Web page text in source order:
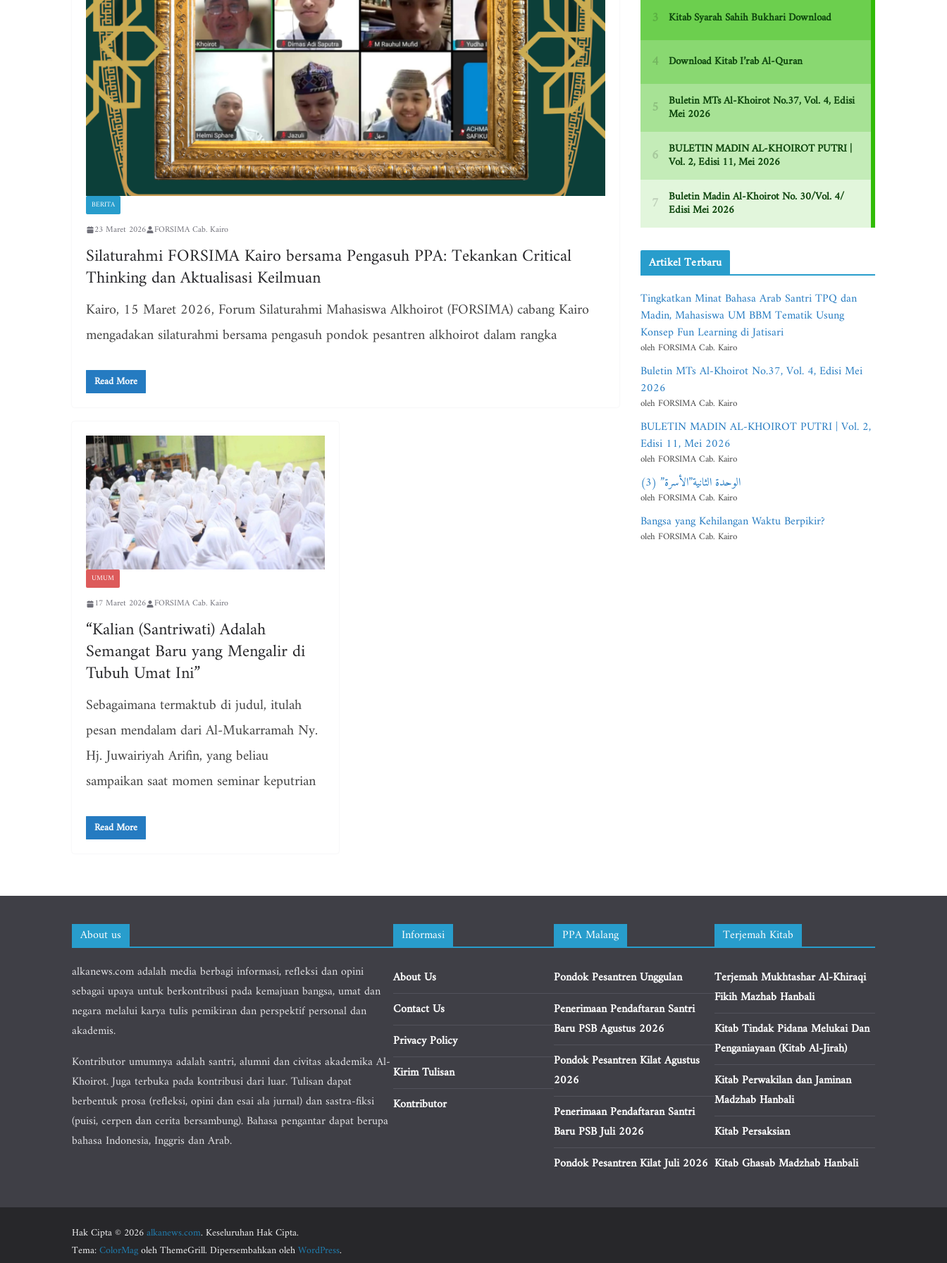
BERITA
23 Maret 2026 FORSIMA Cab. Kairo
Silaturahmi FORSIMA Kairo bersama Pengasuh PPA: Tekankan Critical
Thinking dan Aktualisasi Keilmuan
Kairo, 15 Maret 2026, Forum Silaturahmi Mahasiswa Alkhoirot (FORSIMA) cabang Kairo
mengadakan silaturahmi bersama pengasuh pondok pesantren alkhoirot dalam rangka
Read More
UMUM
17 Maret 2026 FORSIMA Cab. Kairo
“Kalian (Santriwati) Adalah
Semangat Baru yang Mengalir di
Tubuh Umat Ini”
Sebagaimana termaktub di judul, itulah
pesan mendalam dari Al-Mukarramah Ny.
Hj. Juwairiyah Arifin, yang beliau
sampaikan saat momen seminar keputrian
Read More
Artikel Terbaru
Tingkatkan Minat Bahasa Arab Santri TPQ dan
Madin, Mahasiswa UM BBM Tematik Usung
Konsep Fun Learning di Jatisari
oleh FORSIMA Cab. Kairo
Buletin MTs Al-Khoirot No.37, Vol. 4, Edisi Mei
2026
oleh FORSIMA Cab. Kairo
BULETIN MADIN AL-KHOIROT PUTRI | Vol. 2,
Edisi 11, Mei 2026
oleh FORSIMA Cab. Kairo
الوحدة الثانية”الأسرة” (3)
oleh FORSIMA Cab. Kairo
Bangsa yang Kehilangan Waktu Berpikir?
oleh FORSIMA Cab. Kairo
About us
alkanews.com adalah media berbagi informasi, refleksi dan opini
sebagai upaya untuk berkontribusi pada kemajuan bangsa, umat dan
negara melalui karya tulis pemikiran dan perspektif personal dan
akademis.
Kontributor umumnya adalah santri, alumni dan civitas akademika Al-
Khoirot. Juga terbuka pada kontribusi dari luar. Tulisan dapat
berbentuk prosa (refleksi, opini dan esai ala jurnal) dan sastra-fiksi
(puisi, cerpen dan cerita bersambung). Bahasa pengantar dapat berupa
bahasa Indonesia, Inggris dan Arab.
Informasi
About Us
Contact Us
Privacy Policy
Kirim Tulisan
Kontributor
PPA Malang
Pondok Pesantren Unggulan
Penerimaan Pendaftaran Santri
Baru PSB Agustus 2026
Pondok Pesantren Kilat Agustus
2026
Penerimaan Pendaftaran Santri
Baru PSB Juli 2026
Pondok Pesantren Kilat Juli 2026
Terjemah Kitab
Terjemah Mukhtashar Al-Khiraqi
Fikih Mazhab Hanbali
Kitab Tindak Pidana Melukai Dan
Penganiayaan (Kitab Al-Jirah)
Kitab Perwakilan dan Jaminan
Madzhab Hanbali
Kitab Persaksian
Kitab Ghasab Madzhab Hanbali
Hak Cipta © 2026alkanews.com. Keseluruhan Hak Cipta.
Tema:ColorMagoleh ThemeGrill. Dipersembahkan olehWordPress.